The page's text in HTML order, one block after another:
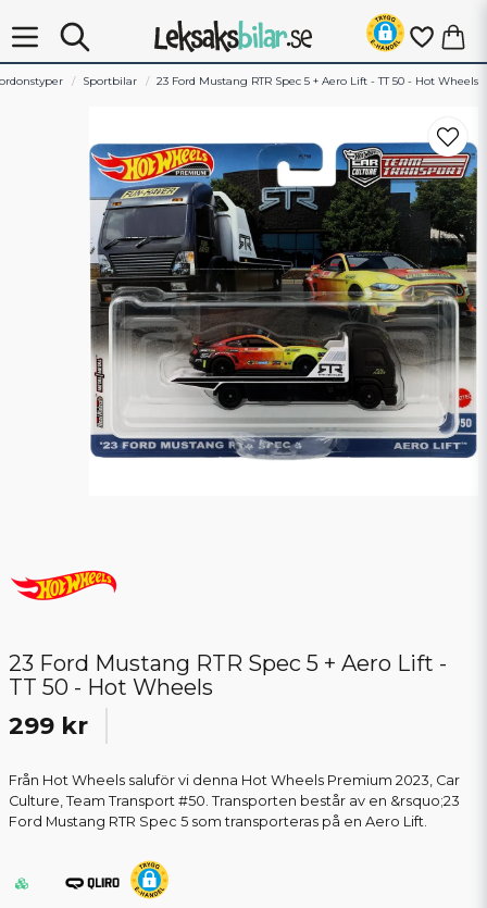
Sportbilar 23 Ford Mustang RTR Spec 5 + Aero Lift - TT 50 - Hot Wheels
23 Ford Mustang RTR Spec 5 + Aero Lift -
TT 50 - Hot Wheels
299 kr
Från Hot Wheels saluför vi denna Hot Wheels Premium 2023, Car
Culture, Team Transport #50. Transporten består av en &rsquo;23
Ford Mustang RTR Spec 5 som transporteras på en Aero Lift.